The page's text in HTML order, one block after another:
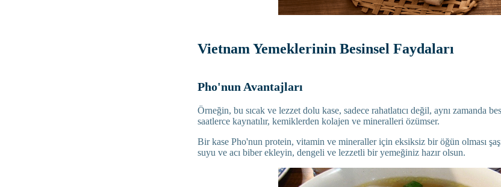
Vietnam Yemeklerinin Besinsel Faydaları
Pho'nun Avantajları
Örneğin, bu sıcak ve lezzet dolu kase, sadece rahatlatıcı değil, aynı zamanda
saatlerce kaynatılır, kemiklerden kolajen ve mineralleri özümser.
Bir kase Pho'nun protein, vitamin ve mineraller için eksiksiz bir öğün olması
suyu ve acı biber ekleyin, dengeli ve lezzetli bir yemeğiniz hazır olsun.